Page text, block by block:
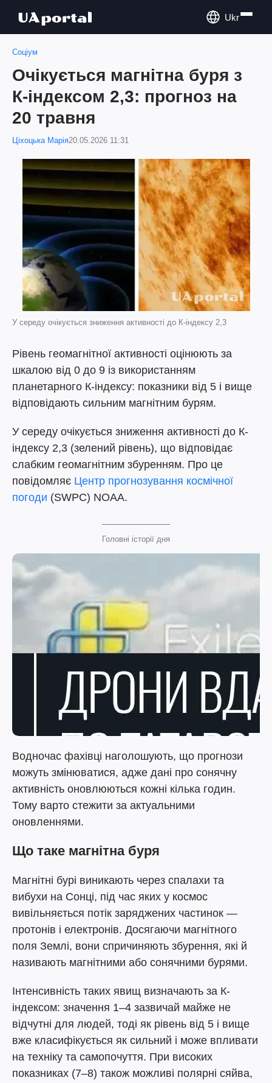
Ukr
Соціум
Очікується магнітна буря з
К-індексом 2,3: прогноз на
20 травня
Ціхоцька Марія20.05.2026 11:31
У середу очікується зниження активності до К-індексу 2,3
Рівень геомагнітної активності оцінюють за
шкалою від 0 до 9 із використанням
планетарного К-індексу: показники від 5 і вище
відповідають сильним магнітним бурям.
У середу очікується зниження активності до К-
індексу 2,3 (зелений рівень), що відповідає
слабким геомагнітним збуренням. Про це
повідомляє Центр прогнозування космічної
погоди (SWPC) NOAA.
Головні історії дня
Водночас фахівці наголошують, що прогнози
можуть змінюватися, адже дані про сонячну
активність оновлюються кожні кілька годин.
Тому варто стежити за актуальними
оновленнями.
Що таке магнітна буря
Магнітні бурі виникають через спалахи та
вибухи на Сонці, під час яких у космос
вивільняється потік заряджених частинок —
протонів і електронів. Досягаючи магнітного
поля Землі, вони спричиняють збурення, які й
називають магнітними або сонячними бурями.
Інтенсивність таких явищ визначають за К-
індексом: значення 1–4 зазвичай майже не
відчутні для людей, тоді як рівень від 5 і вище
вже класифікується як сильний і може впливати
на техніку та самопочуття. При високих
показниках (7–8) також можливі полярні сяйва,